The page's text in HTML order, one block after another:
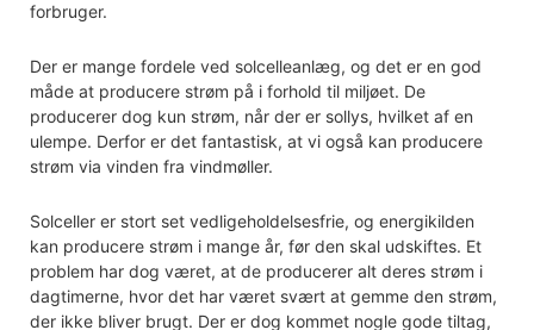
forbruger.
Der er mange fordele ved solcelleanlæg, og det er en god
måde at producere strøm på i forhold til miljøet. De
producerer dog kun strøm, når der er sollys, hvilket af en
ulempe. Derfor er det fantastisk, at vi også kan producere
strøm via vinden fra vindmøller.
Solceller er stort set vedligeholdelsesfrie, og energikilden
kan producere strøm i mange år, før den skal udskiftes. Et
problem har dog været, at de producerer alt deres strøm i
dagtimerne, hvor det har været svært at gemme den strøm,
der ikke bliver brugt. Der er dog kommet nogle gode tiltag,